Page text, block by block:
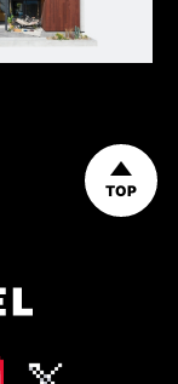
TOP